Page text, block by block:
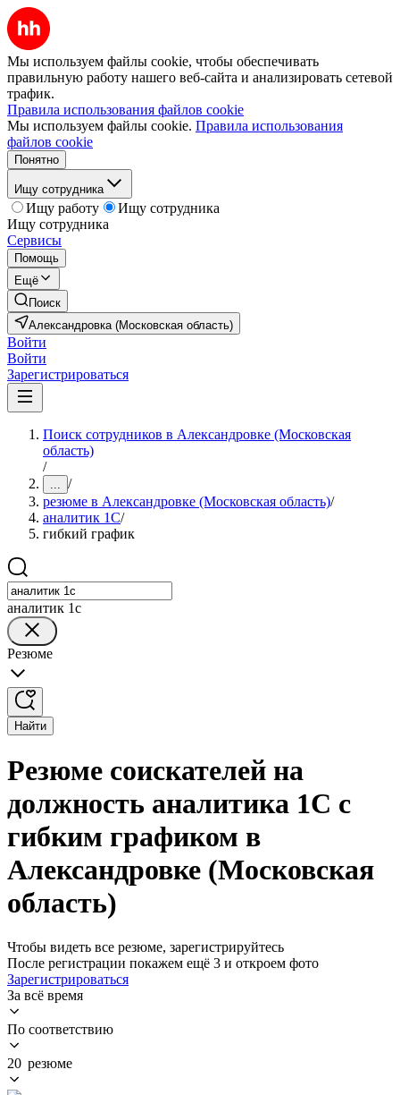
Мы используем файлы cookie, чтобы обеспечивать
правильную работу нашего веб-сайта и анализировать сетевой
трафик.
Правила использования файлов cookie
Мы используем файлы cookie. Правила использования
файлов cookie
Понятно
Ищу сотрудника
Ищу работу
Ищу сотрудника
Ищу сотрудника
Сервисы
Помощь
Ещё
Поиск
Александровка (Московская область)
Войти
Войти
Зарегистрироваться
Поиск сотрудников в Александровке (Московская
область)
/
... /
резюме в Александровке (Московская область)/
аналитик 1C/
гибкий график
аналитик 1c
Резюме
Найти
Резюме соискателей на
должность аналитика 1C с
гибким графиком в
Александровке (Московская
область)
Чтобы видеть все резюме, зарегистрируйтесь
После регистрации покажем ещё 3 и откроем фото
Зарегистрироваться
За всё время
По соответствию
20 резюме